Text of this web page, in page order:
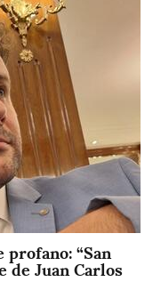
“San
de Juan Carlos